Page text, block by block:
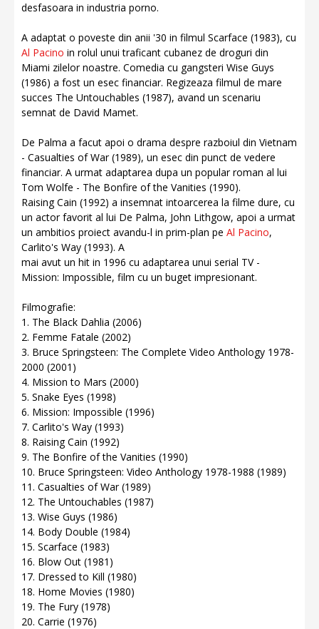
desfasoara in industria porno.
A adaptat o poveste din anii '30 in filmul Scarface (1983), cu
Al Pacino in rolul unui traficant cubanez de droguri din
Miami zilelor noastre. Comedia cu gangsteri Wise Guys
(1986) a fost un esec financiar. Regizeaza filmul de mare
succes The Untouchables (1987), avand un scenariu
semnat de David Mamet.
De Palma a facut apoi o drama despre razboiul din Vietnam
- Casualties of War (1989), un esec din punct de vedere
financiar. A urmat adaptarea dupa un popular roman al lui
Tom Wolfe - The Bonfire of the Vanities (1990).
Raising Cain (1992) a insemnat intoarcerea la filme dure, cu
un actor favorit al lui De Palma, John Lithgow, apoi a urmat
un ambitios proiect avandu-l in prim-plan pe Al Pacino,
Carlito's Way (1993). A
mai avut un hit in 1996 cu adaptarea unui serial TV -
Mission: Impossible, film cu un buget impresionant.
Filmografie:
1. The Black Dahlia (2006)
2. Femme Fatale (2002)
3. Bruce Springsteen: The Complete Video Anthology 1978-
2000 (2001)
4. Mission to Mars (2000)
5. Snake Eyes (1998)
6. Mission: Impossible (1996)
7. Carlito's Way (1993)
8. Raising Cain (1992)
9. The Bonfire of the Vanities (1990)
10. Bruce Springsteen: Video Anthology 1978-1988 (1989)
11. Casualties of War (1989)
12. The Untouchables (1987)
13. Wise Guys (1986)
14. Body Double (1984)
15. Scarface (1983)
16. Blow Out (1981)
17. Dressed to Kill (1980)
18. Home Movies (1980)
19. The Fury (1978)
20. Carrie (1976)